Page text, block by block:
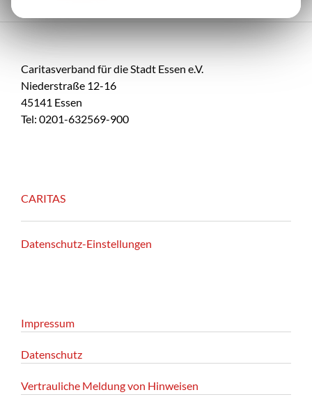
Caritasverband für die Stadt Essen e.V.
Niederstraße 12-16
45141 Essen
Tel: 0201-632569-900
CARITAS
Datenschutz-Einstellungen
Impressum
Datenschutz
Vertrauliche Meldung von Hinweisen